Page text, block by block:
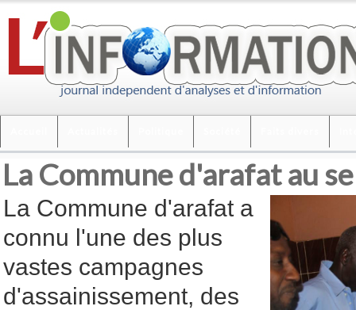
La Commune d'arafat au
La Commune d'arafat a
connu l'une des plus
vastes campagnes
d'assainissement, des